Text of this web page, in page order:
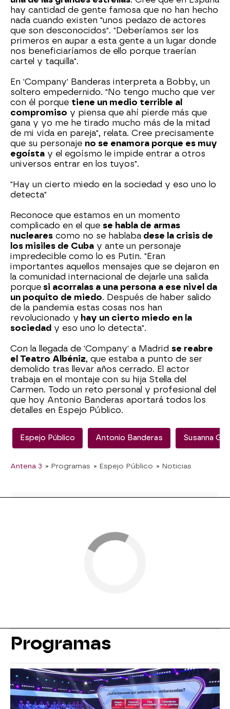
hay cantidad de gente famosa que no han hecho
nada cuando existen "unos pedazo de actores
que son desconocidos". "Deberíamos ser los
primeros en aupar a esta gente a un lugar donde
nos beneficiaríamos de ello porque traerían
cartel y taquilla".
En 'Company' Banderas interpreta a Bobby, un
soltero empedernido. "No tengo mucho que ver
con él porque tiene un medio terrible al
compromiso y piensa que ahí pierde más que
gana y yo me he tirado mucho más de la mitad
de mi vida en pareja", relata. Cree precisamente
que su personaje no se enamora porque es muy
egoísta y el egoísmo le impide entrar a otros
universos entrar en los tuyos".
"Hay un cierto miedo en la sociedad y eso uno lo
detecta"
Reconoce que estamos en un momento
complicado en el que se habla de armas
nucleares como no se hablaba dese la crisis de
los misiles de Cuba y ante un personaje
impredecible como lo es Putin. "Eran
importantes aquellos mensajes que se dejaron en
la comunidad internacional de dejarle una salida
porque si acorralas a una persona a ese nivel da
un poquito de miedo. Después de haber salido
de la pandemia estas cosas nos han
revolucionado y hay un cierto miedo en la
sociedad y eso uno lo detecta".
Con la llegada de 'Company' a Madrid se reabre
el Teatro Albéniz, que estaba a punto de ser
demolido tras llevar años cerrado. El actor
trabaja en el montaje con su hija Stella del
Carmen. Todo un reto personal y profesional del
que hoy Antonio Banderas aportará todos los
detalles en Espejo Público.
Espejo Público Antonio Banderas Susanna
Antena 3 » Programas » Espejo Público » Noticias
Programas